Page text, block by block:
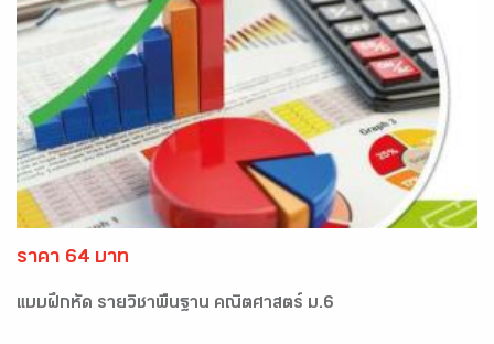
ราคา 64 บาท
แบบฝึกหัด รายวิชาพื้นฐาน คณิตศาสตร์ ม.6